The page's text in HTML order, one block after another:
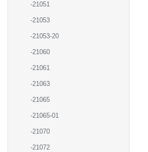
-21051
-21053
-21053-20
-21060
-21061
-21063
-21065
-21065-01
-21070
-21072